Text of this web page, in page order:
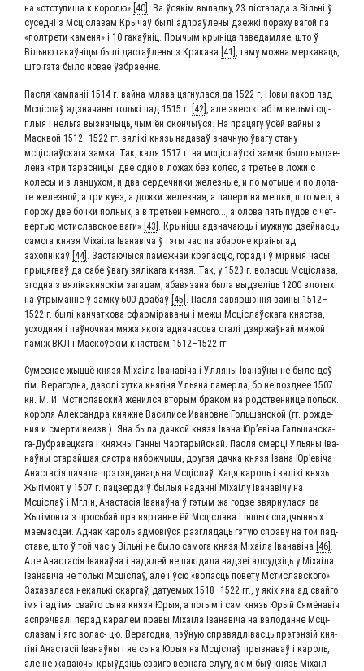
на «отсту­пи­ша к коро­лю» [40] . Ва ўся­кім выпад­ку, 23 ліста­па­да з Віль­ні ў
сусед­ні з Мсці­сла­вам Кры­чаў былі адпраў­ле­ны дзеж­кі пора­ху вагой па
«пол­тре­ти каме­ня» і 10 гакаўніц. Пры­чым кры­ні­ца паве­дам­ляе, што ў
Віль­ню гакаўні­цы былі дастаў­ле­ны з Кра­ка­ва [41] , таму мож­на мер­ка­ва­ць,
што гэта было новае ўзбраенне.
Пас­ля кам­паніі 1514 г. вай­на мля­ва цяг­ну­ла­ся да 1522 г. Новы паход пад
Мсціслаў адзна­ча­ны толь­кі пад 1515 г. [42] , але звест­кі аб ім вель­мі сці­
плыя і нель­га вызна­чы­ць, чым ён скон­чы­ў­ся. На пра­ця­гу ўсёй вай­ны з
Мас­квой 1512–1522 гг. вялікі князь нада­ваў знач­ную ўва­гу ста­ну
мсціслаўска­га зам­ка. Так, каля 1517 г. на мсціслаўскі замак было выд­зе­
ле­на «три тарас­ни­цы: две одно в ложах без колес, а тре­тье в ложи с
коле­сы и з лан­цу­хом, и два сер­деч­ни­ки желез­ные, и по моты­це и по лопа­
те желез­ной, а три куез, а дож­ки желез­ная, а папе­ри на меш­ки, што мел, а
поро­ху две боч­ки пол­ных, а в тре­тьей немно­го..., а оло­ва пять пудов с чет­
вер­тью мсти­слав­ское ваги» [43] . Кры­ні­цы адзна­ча­ю­ць і муж­ную дзей­на­сць
само­га кня­зя Міхаі­ла Іва­наві­ча ў гэты час па аба­роне краі­ны ад
захопнікаў [44] . Заста­ю­чы­ся памеж­най крэпас­цю, горад і ў мір­ныя часы
пры­ця­г­ваў да сабе ўва­гу вяліка­га кня­зя. Так, у 1523 г. волас­ць Мсці­сла­ва,
згод­на з вялікак­няс­кім зага­дам, аба­вя­за­на была выд­зелі­ць 1200 зло­тых
на ўтры­манне ў зам­ку 600 дра­баў [45] . Пас­ля завяр­ш­эн­ня вай­ны 1512–
1522 г. былі кан­чат­ко­ва сфар­міра­ва­ны і межы Мсціслаўска­га княст­ва,
усход­няя і паў­ноч­ная мяжа яко­га адна­ча­со­ва сталі дзяр­жаў­най мяжой
паміж ВКЛ і Мас­коўскім княст­вам 1512–1522 гг.
Сумес­нае жыц­цё кня­зя Міхаі­ла Іва­наві­ча і Улля­ны Іва­наў­ны не было доў­
гім. Вера­год­на, даволі хут­ка кня­гі­ня Улья­на памер­ла, бо не позд­нее 1507
кн. М. И. Мсти­слав­ский же­нился вто­рым бра­ком на род­ст­вен­ни­це польск.
ко­ро­ля Алек­сан­д­ра княж­не Ва­си­ли­се Ива­нов­не Голь­шан­ской (гг. ро­ж­де­
ния и смер­ти не­изв.). Яна была дач­кой кня­зя Іва­на Юр’еві­ча Галь­шан­ска­
га-Дуб­ра­вец­ка­га і княж­ны Ган­ны Чар­та­рый­с­кай. Пас­ля смер­ці Улья­ны Іва­
наў­ны стар­эй­шая сяст­ра нябож­чы­цы, дру­гая дач­ка кня­зя Іва­на Юр’еві­ча
Ана­стасія пача­ла прэт­эн­да­ва­ць на Мсціслаў. Хаця кароль і вялікі князь
Жыгі­монт у 1507 г. пацверд­зіў былыя надан­ні Міхаі­лу Іва­наві­чу на
Мсціслаў і Мглін, Ана­стасія Іва­наў­на ў гэтым жа год­зе звяр­ну­ла­ся да
Жыгі­мон­та з прось­бай пра вяр­танне ёй Мсці­сла­ва і іншых спад­чын­ных
маё­мас­цей. Аднак кароль адмо­віў­ся раз­гля­да­ць гэтую спра­ву на той пад­
ста­ве, што ў той час у Віль­ні не было само­га кня­зя Міхаі­ла Іва­наві­ча [46] .
Але Ана­стасія Іва­наў­на і нада­лей не пакі­да­ла над­зеі адсуд­зі­ць у Міхаі­ла
Іва­наві­ча не толь­кі Мсціслаў, але і ўсю «волас­ць пове­ту Мсти­слав­ско­го».
Заха­ва­ла­ся некаль­кі скар­гаў, дату­е­мых 1518–1522 гг., у якіх яна ад свай­го
імя і ад імя свай­го сына кня­зя Юрыя, а потым і сам князь Юрый Сямё­навіч
аспр­эч­валі перад кара­лём пра­вы Міхаі­ла Іва­наві­ча на вало­данне Мсці­
сла­вам і яго волас- цю. Вера­год­на, пэў­ную спра­вяд­лі­вас­ць прэт­эн­зій кня­
гіні Ана­стасіі Іва­наў­ны і яе сына Юрыя на Мсціслаў прызна­ваў і кароль,
але не жада­ю­чы кры­ўд­зі­ць свай­го вер­на­га слу­гу, якім быў князь Міхаіл